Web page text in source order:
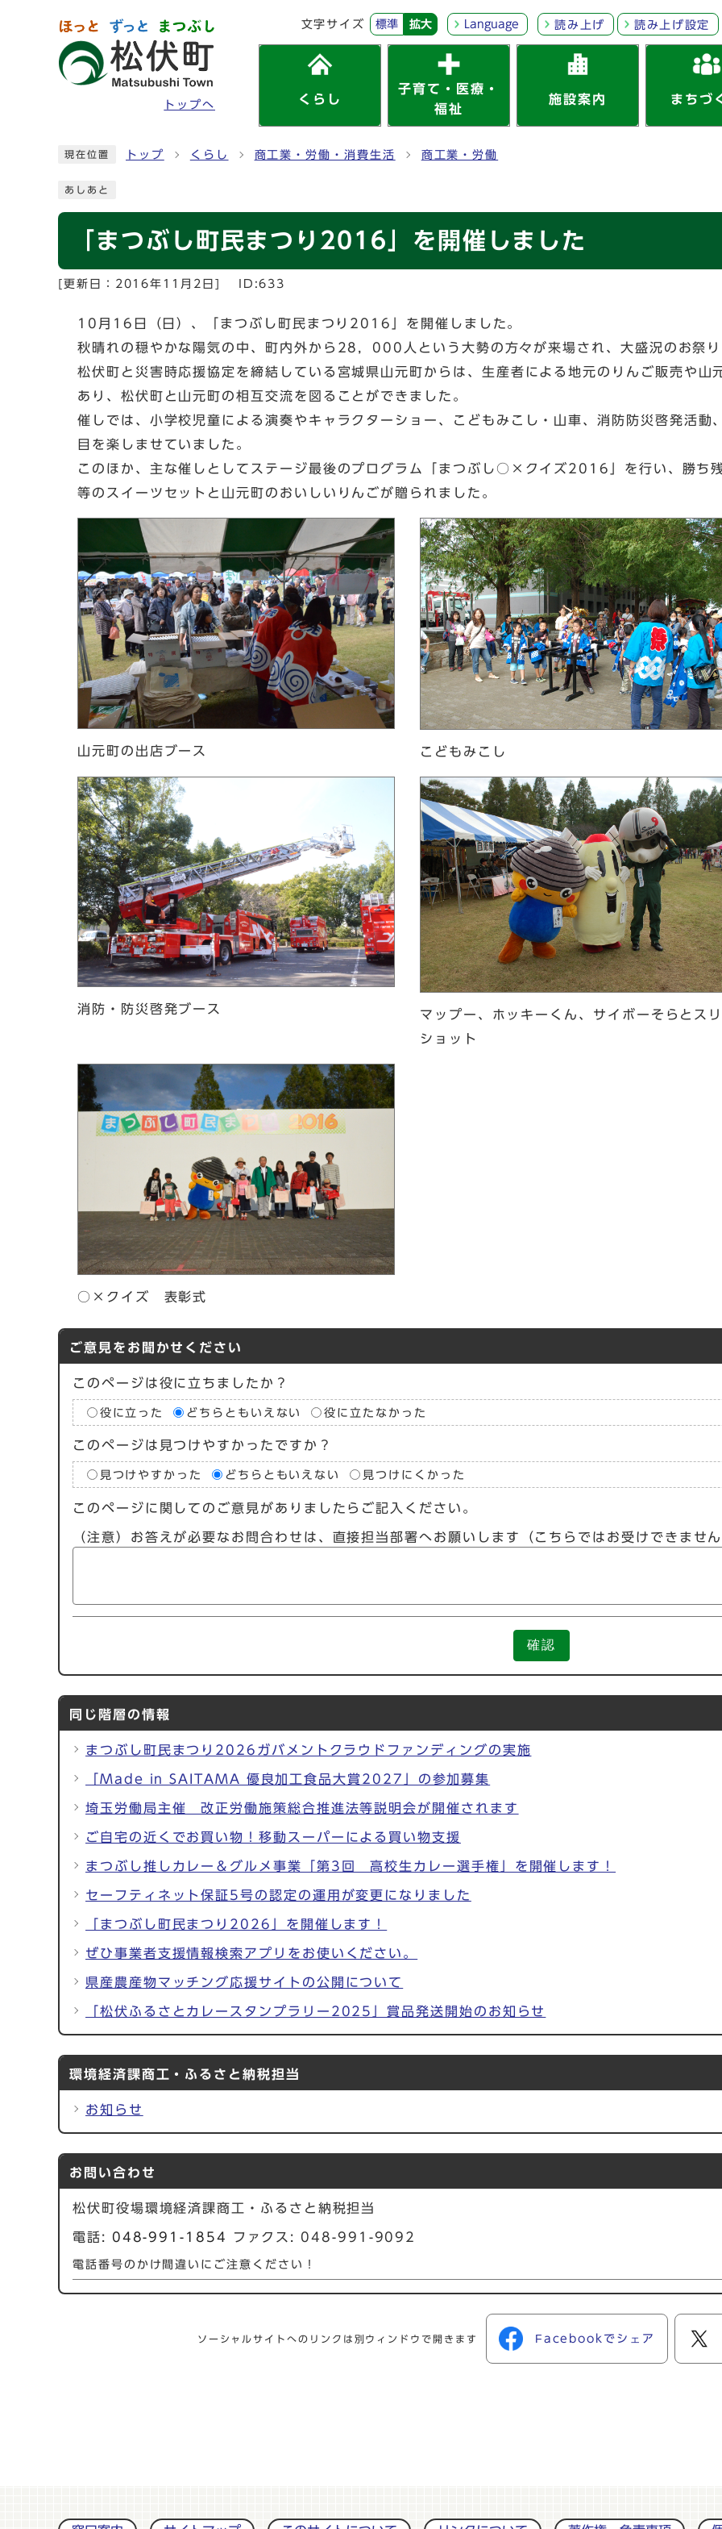
トップへ
文字サイズ 標準 拡大 Language 読み上げ 読み上げ設定
くらし
子育て・医療・
福祉
施設案内 まちづ
現在位置 トップ くらし 商工業・労働・消費生活 商工業・労働
あしあと
「まつぶし町民まつり2016」を開催しました
[更新日： 2016年11月2日 ID:633
10月16日（日）、「まつぶし町民まつり2016」を開催しました。
秋晴れの穏やかな陽気の中、町内外から28，000人という大勢の方々が来場され、大盛況のお祭
松伏町と災害時応援協定を締結している宮城県山元町からは、生産者による地元のりんご販売や山
あり、松伏町と山元町の相互交流を図ることができました。
催しでは、小学校児童による演奏やキャラクターショー、こどもみこし・山車、消防防災啓発活
目を楽しませていました。
このほか、主な催しとしてステージ最後のプログラム「まつぶし○×クイズ2016」を行い、勝ち
等のスイーツセットと山元町のおいしいりんごが贈られました。
山元町の出店ブース こどもみこし
消防・防災啓発ブース
マップー、ホッキーくん、サイボーそらとス
ショット
○×クイズ 表彰式
ご意見をお聞かせください
このページは役に立ちましたか？
役に立った どちらともいえない 役に立たなかった
このページは見つけやすかったですか？
見つけやすかった どちらともいえない 見つけにくかった
このページに関してのご意見がありましたらご記入ください。
（注意）お答えが必要なお問合わせは、直接担当部署へお願いします（こちらではお受けできませ
確認
同じ階層の情報
まつぶし町民まつり2026ガバメントクラウドファンディングの実施
「Made in SAITAMA 優良加工食品大賞2027」の参加募集
埼玉労働局主催 改正労働施策総合推進法等説明会が開催されます
ご自宅の近くでお買い物！移動スーパーによる買い物支援
まつぶし推しカレー＆グルメ事業「第3回 高校生カレー選手権」を開催します！
セーフティネット保証5号の認定の運用が変更になりました
「まつぶし町民まつり2026」を開催します！
ぜひ事業者支援情報検索アプリをお使いください。
県産農産物マッチング応援サイトの公開について
「松伏ふるさとカレースタンプラリー2025」賞品発送開始のお知らせ
環境経済課商工・ふるさと納税担当
お知らせ
お問い合わせ
松伏町役場環境経済課商工・ふるさと納税担当
電話: 048-991-1854 ファクス: 048-991-9092
電話番号のかけ間違いにご注意ください！
ソーシャルサイトへのリンクは別ウィンドウで開きます Facebookでシェア